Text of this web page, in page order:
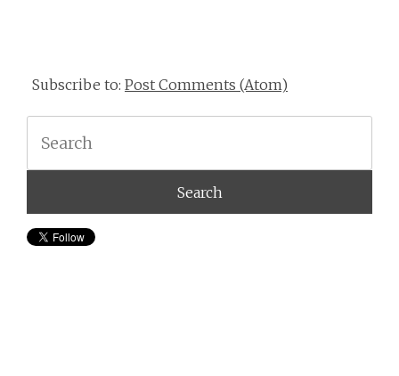
Subscribe to: Post Comments (Atom)